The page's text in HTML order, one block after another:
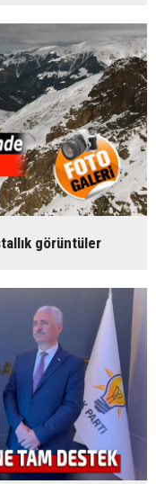
görüntüler